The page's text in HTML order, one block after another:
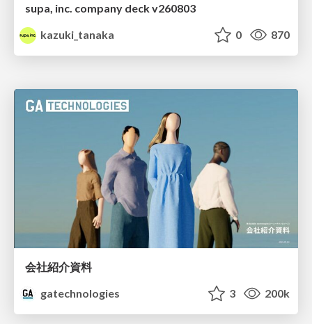
supa, inc. company deck v260803
kazuki_tanaka
0 870
会社紹介資料
gatechnologies
3 200k